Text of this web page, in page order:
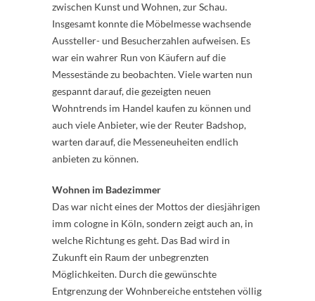
zwischen Kunst und Wohnen, zur Schau.
Insgesamt konnte die Möbelmesse wachsende
Aussteller- und Besucherzahlen aufweisen. Es
war ein wahrer Run von Käufern auf die
Messestände zu beobachten. Viele warten nun
gespannt darauf, die gezeigten neuen
Wohntrends im Handel kaufen zu können und
auch viele Anbieter, wie der Reuter Badshop,
warten darauf, die Messeneuheiten endlich
anbieten zu können.
Wohnen im Badezimmer
Das war nicht eines der Mottos der diesjährigen
imm cologne in Köln, sondern zeigt auch an, in
welche Richtung es geht. Das Bad wird in
Zukunft ein Raum der unbegrenzten
Möglichkeiten. Durch die gewünschte
Entgrenzung der Wohnbereiche entstehen völlig